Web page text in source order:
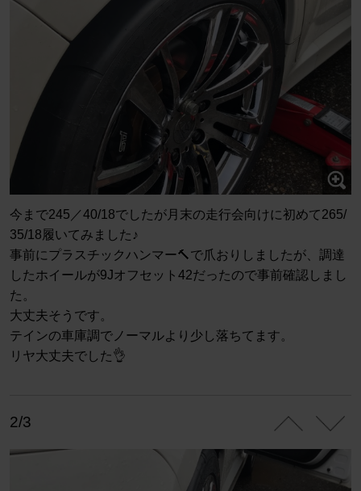
今まで245／40/18でしたが月末の走行会向けに初めて265/
35/18履いてみました♪
事前にプラスチックハンマー🔨で爪おりしましたが、調達
したホイールが9Jオフセット42だったので事前確認しまし
た。
大丈夫そうです。
テインの車庫調でノーマルより少し落ちてます。
リヤ大丈夫でした👌
2/3